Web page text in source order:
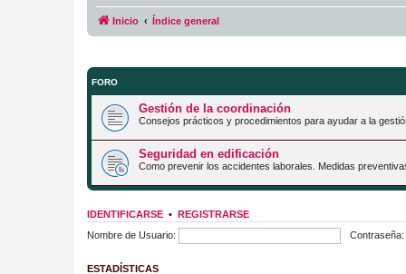
Inicio Índice general
FORO
Gestión de la coordinación
Consejos prácticos y procedimientos para ayudar a la
Seguridad en edificación
Como prevenir los accidentes laborales. Medidas
IDENTIFICARSE • REGISTRARSE
Nombre de Usuario:
Contraseña:
ESTADÍSTICAS